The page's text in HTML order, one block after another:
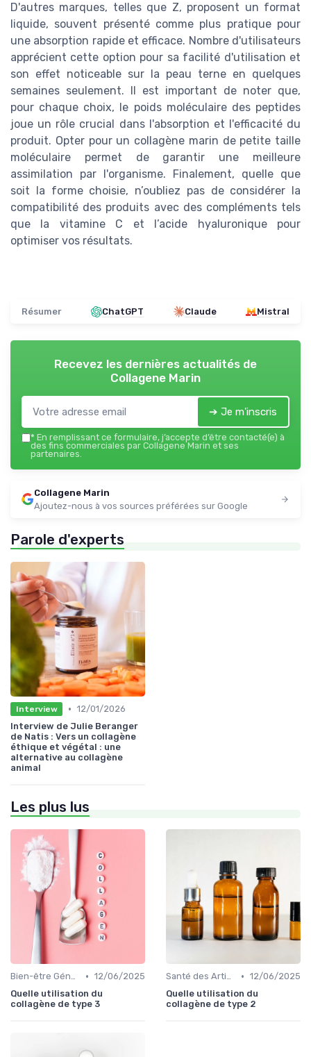
D'autres marques, telles que Z, proposent un format
liquide, souvent présenté comme plus pratique pour
une absorption rapide et efficace. Nombre d'utilisateurs
apprécient cette option pour sa facilité d'utilisation et
son effet noticeable sur la peau terne en quelques
semaines seulement. Il est important de noter que,
pour chaque choix, le poids moléculaire des peptides
joue un rôle crucial dans l'absorption et l'efficacité du
produit. Opter pour un collagène marin de petite taille
moléculaire permet de garantir une meilleure
assimilation par l'organisme. Finalement, quelle que
soit la forme choisie, n’oubliez pas de considérer la
compatibilité des produits avec des compléments tels
que la vitamine C et l’acide hyaluronique pour
optimiser vos résultats.
Résumer ChatGPT Claude Mistral
Recevez les dernières actualités de
Collagene Marin
➔ Je m'inscris
* En remplissant ce formulaire, j’accepte d’être contacté(e) à
des fins commerciales par Collagene Marin et ses
partenaires.
Collagene Marin
Ajoutez-nous à vos sources préférées sur Google
Parole d'experts
Interview • 12/01/2026
Interview de Julie Beranger
de Natis : Vers un collagène
éthique et végétal : une
alternative au collagène
animal
Les plus lus
Bien-être Général • 12/06/2025
Quelle utilisation du
collagène de type 3
Santé des Articulations • 12/06/2025
Quelle utilisation du
collagène de type 2